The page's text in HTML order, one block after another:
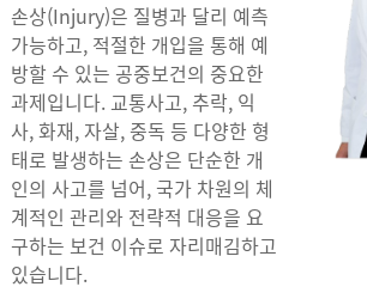
손상(Injury)은 질병과 달리 예측
가능하고, 적절한 개입을 통해 예
방할 수 있는 공중보건의 중요한
과제입니다. 교통사고, 추락, 익
사, 화재, 자살, 중독 등 다양한 형
태로 발생하는 손상은 단순한 개
인의 사고를 넘어, 국가 차원의 체
계적인 관리와 전략적 대응을 요
구하는 보건 이슈로 자리매김하고
있습니다.